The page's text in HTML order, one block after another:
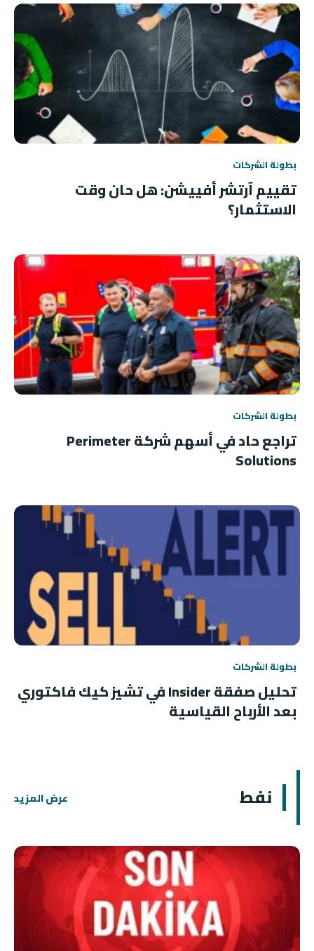
بطولة الشركات
تقييم آرتشر أفييشن: هل حان وقت
الاستثمار؟
بطولة الشركات
تراجع حاد في أسهم شركة Perimeter
Solutions
بطولة الشركات
تحليل صفقة Insider في تشيز كيك فاكتوري
بعد الأرباح القياسية
نفط عرض المزيد